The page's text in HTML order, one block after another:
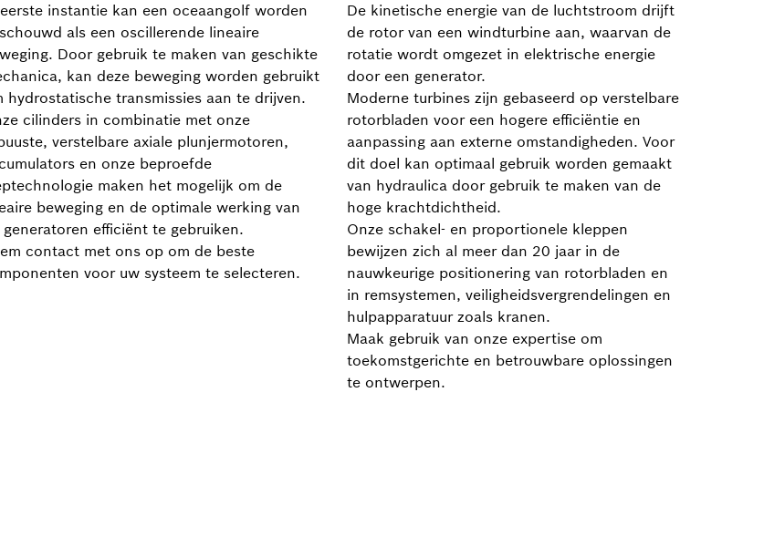
instantie kan een oceaangolf worden
als een oscillerende lineaire
Door gebruik te maken van geschikte
kan deze beweging worden gebruikt
hydrostatische transmissies aan te drijven.
cilinders in combinatie met onze
verstelbare axiale plunjermotoren,
en onze beproefde
maken het mogelijk om de
beweging en de optimale werking van
generatoren efficiënt te gebruiken.
contact met ons op om de beste
voor uw systeem te selecteren.
De kinetische energie van de luchtstroom drijft
de rotor van een windturbine aan, waarvan de
rotatie wordt omgezet in elektrische energie
door een generator.
Moderne turbines zijn gebaseerd op verstelbare
rotorbladen voor een hogere efficiëntie en
aanpassing aan externe omstandigheden. Voor
dit doel kan optimaal gebruik worden gemaakt
van hydraulica door gebruik te maken van de
hoge krachtdichtheid.
Onze schakel- en proportionele kleppen
bewijzen zich al meer dan 20 jaar in de
nauwkeurige positionering van rotorbladen en
in remsystemen, veiligheidsvergrendelingen en
hulpapparatuur zoals kranen.
Maak gebruik van onze expertise om
toekomstgerichte en betrouwbare oplossingen
te ontwerpen.